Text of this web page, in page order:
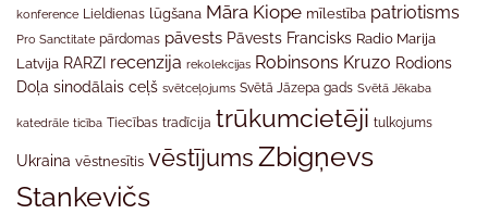
konference Lieldienas lūgšana Māra Kiope mīlestība patriotisms
Pro Sanctitate pārdomas pāvests Pāvests Francisks Radio Marija
Latvija RARZI recenzija rekolekcijas Robinsons Kruzo Rodions
Doļa sinodālais ceļš svētceļojums Svētā Jāzepa gads Svētā Jēkaba
katedrāle ticība Tiecības tradīcija trūkumcietēji tulkojums
Ukraina vēstnesītis vēstījumsZbigņevs
Stankevičs